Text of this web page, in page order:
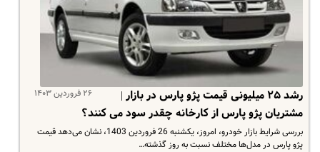
۲۶ فروردین ۱۴۰۳
رشد ۲۵ میلیونی قیمت پژو پارس در بازار |
مشتریان پژو پارس از کارخانه چقدر سود می کنند؟
بررسی شرایط بازار خودرو، امروز، یکشنبه 26 فروردین 1403، نشان می‌دهد قیمت
پژو پارس در مدل‌ها مختلف نسبت به روز گذشته…